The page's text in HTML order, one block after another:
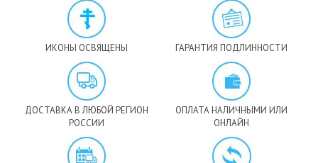
ИКОНЫ ОСВЯЩЕНЫ ГАРАНТИЯ ПОДЛИННОСТИ
ДОСТАВКА В ЛЮБОЙ РЕГИОН
РОССИИ
ОПЛАТА НАЛИЧНЫМИ ИЛИ
ОНЛАЙН